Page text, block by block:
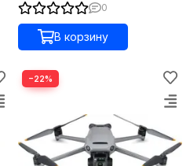
0
В корзину
−22%